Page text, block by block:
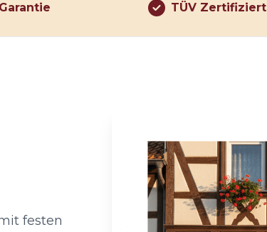
TÜV Zertifiziert
festen